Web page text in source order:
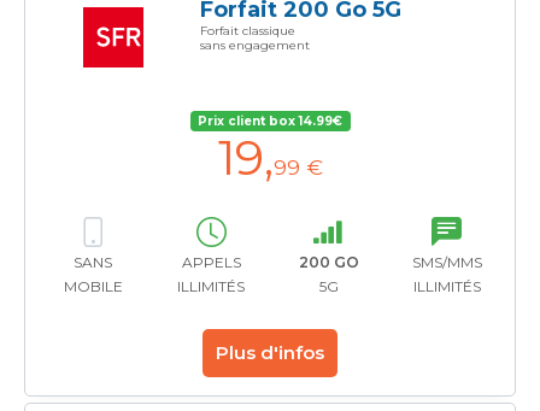
Forfait 200 Go 5G
Forfait classique
sans engagement
Prix client box 14.99€
19,99 €
SANS
MOBILE
APPELS
ILLIMITÉS
200 GO
5G
SMS/MMS
ILLIMITÉS
Plus d'infos